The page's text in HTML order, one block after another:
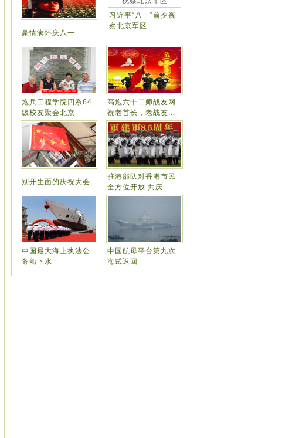
豪情满怀庆八一
习近平“八一”前夕视
察北京军区
炮兵工程学院四系64
级校友聚会北京
高炮六十二师战友网
祝老首长，老战友...
别开生面的庆祝大会
驻港部队对香港市民
全方位开放 共庆...
中国最大海上执法公
务船下水
中国航母平台第九次
海试返回